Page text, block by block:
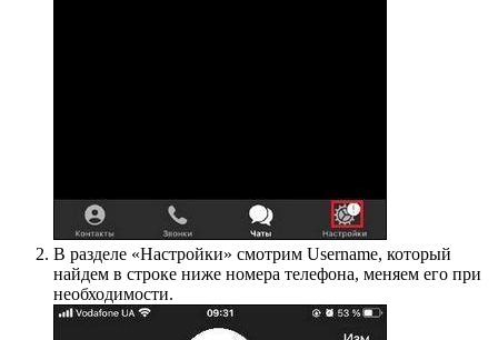
В разделе «Настройки» смотрим Username, который
найдем в строке ниже номера телефона, меняем его при
необходимости.